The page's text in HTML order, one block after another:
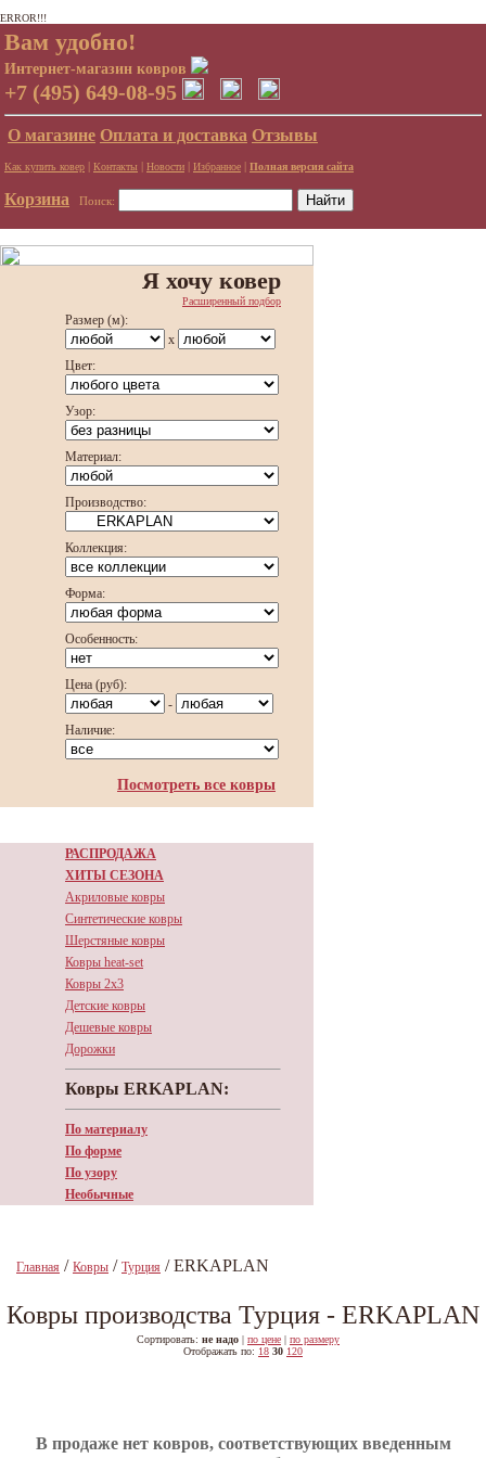
ERROR!!!
Вам удобно!
Интернет-магазин ковров
+7 (495) 649-08-95
О магазине Оплата и доставка Отзывы
Как купить ковер | Контакты | Новости | Избранное | Полная версия сайта
Корзина Поиск:
Я хочу ковер
Расширенный подбор
Размер (м):
x
Цвет:
Узор:
Материал:
Производство:
Коллекция:
Форма:
Особенность:
Цена (руб):
-
Наличие:
Посмотреть все ковры
РАСПРОДАЖА
ХИТЫ СЕЗОНА
Акриловые ковры
Синтетические ковры
Шерстяные ковры
Ковры heat-set
Ковры 2х3
Детские ковры
Дешевые ковры
Дорожки
Ковры ERKAPLAN:
По материалу
По форме
По узору
Необычные
Главная / Ковры / Турция / ERKAPLAN
Ковры производства Турция - ERKAPLAN
Сортировать: не надо | по цене | по размеру
Отображать по: 18 30 120
В продаже нет ковров, соответствующих введенным